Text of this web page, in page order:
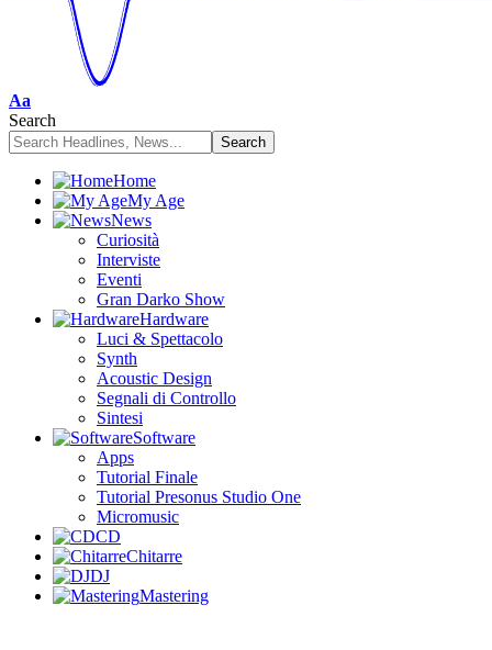
Aa
Search
Home
My Age
News
Curiosità
Interviste
Eventi
Gran Darko Show
Hardware
Luci & Spettacolo
Synth
Acoustic Design
Segnali di Controllo
Sintesi
Software
Apps
Tutorial Finale
Tutorial Presonus Studio One
Micromusic
CD
Chitarre
DJ
Mastering